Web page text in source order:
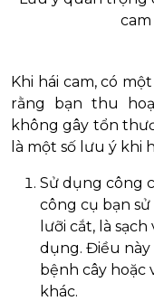
Khi hái cam, có
rằng bạn thu
không gây tổn
là một số lưu ý khi
Sử dụng công
công cụ bạn
lưỡi cắt, là
dụng. Điều
bệnh cây hoặc
khác.